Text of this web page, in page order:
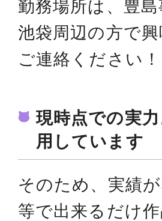
勤務場所は、豊
池袋周辺の方で
ご連絡ください！
現時点での実
用しています
そのため、実績
等で出来るだけ